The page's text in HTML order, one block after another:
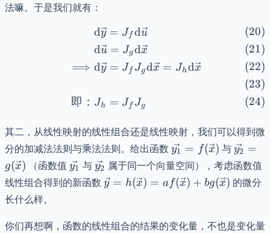
法嘛。于是我们就有：
\begin{align}
⟹
即：
dy = Jf du
du = Jgdx
dy = Jf Jgdx = Jhdx
Jh = Jf Jg
其二，从线性映射的线性组合还是线性映射，我们可以得到微
分的加减法法则与乘法法则。给出函数 \vec{y_{1}}
= f(\vec{x})
y1 = f(x) 与
=
y2 =
g(x) （函数值 \vec{y_{1}}
y1 与\vec{y_{2}}
y2 属于同一个向量空间），考虑函数值
线性组合得到的新函数 \vec{y}=h(\vec{x})
y = h(x) = af(x) + bg(x) 的微分
长什么样。
你们再想啊，函数的线性组合的结果的变化量，不也是变化量